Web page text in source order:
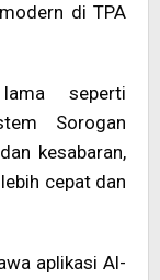
di TPA
seperti
Sorogan
kesabaran,
cepat dan
aplikasi Al-